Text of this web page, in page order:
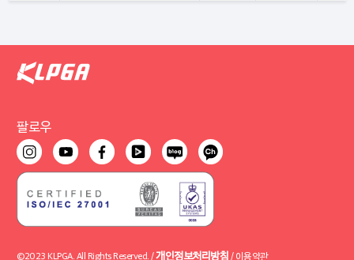
팔로우
©2023 KLPGA. All Rights Reserved. /개인정보처리방침 / 이용약관